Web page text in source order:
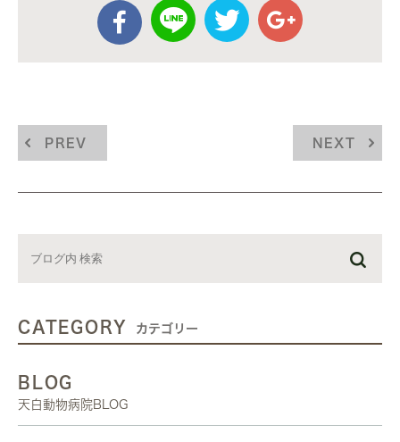
PREV NEXT
CATEGORY カテゴリー
BLOG
天白動物病院BLOG